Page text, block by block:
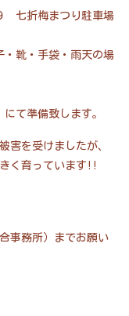
折梅まつり駐車場
・手袋・雨天の場
準備致します。
を受けましたが、
く育っています!!
事務所）までお願い